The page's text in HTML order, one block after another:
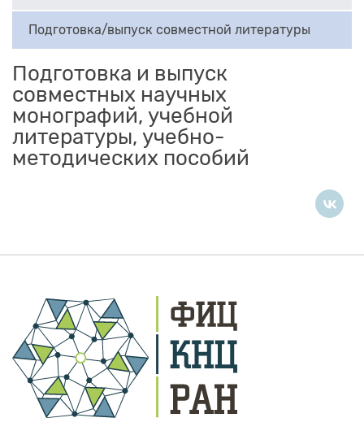
Подготовка/выпуск совместной литературы
Подготовка и выпуск
совместных научных
монографий, учебной
литературы, учебно-
методических пособий